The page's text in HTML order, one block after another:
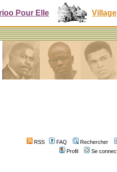
Pour Elle Village
RSS FAQ
Rechercher
Profil
Se